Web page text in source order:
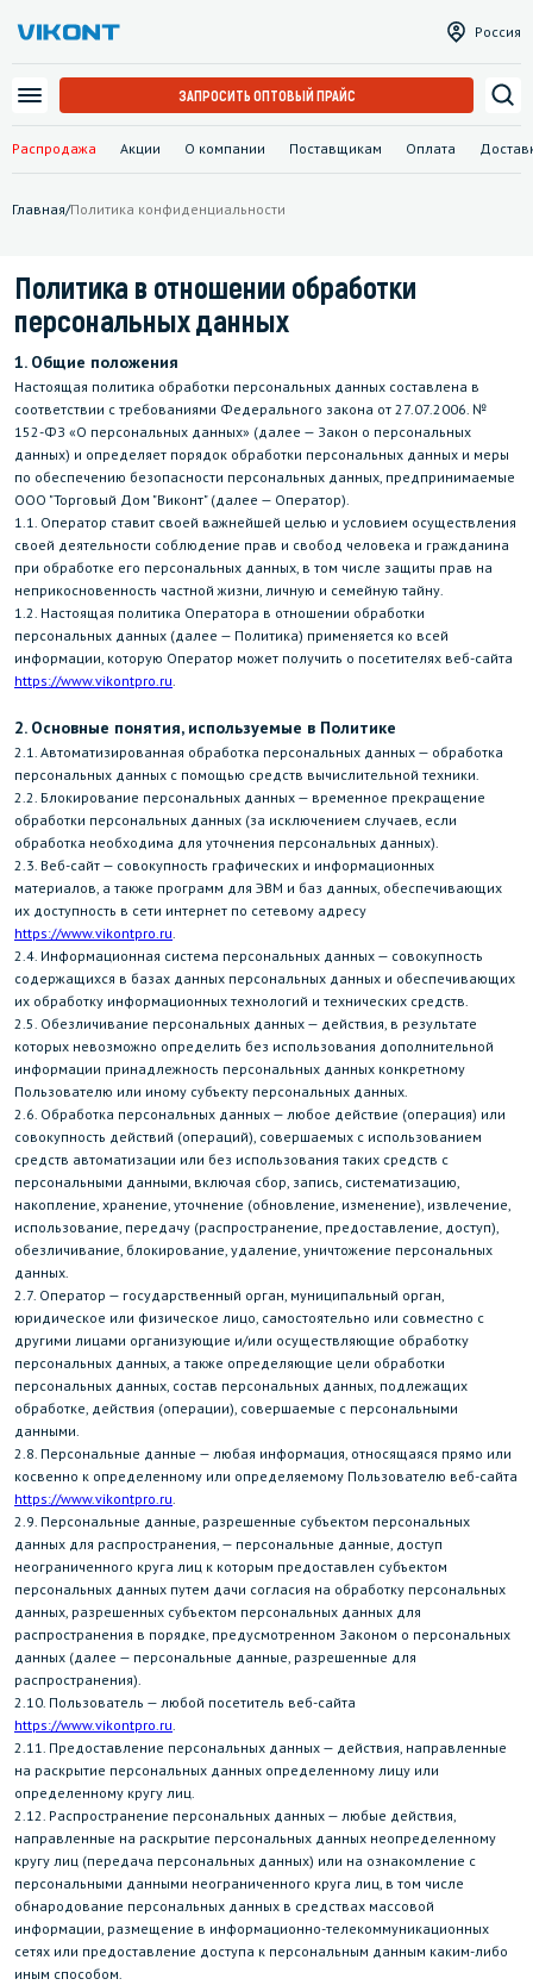
Распродажа Акции О компании Поставщикам Оплата
Россия
ЗАПРОСИТЬ ОПТОВЫЙ ПРАЙС
Главная/Политика конфиденциальности
Политика в отношении обработки
персональных данных
1. Общие положения
Настоящая политика обработки персональных данных составлена в
соответствии с требованиями Федерального закона от 27.07.2006. №
152-ФЗ «О персональных данных» (далее — Закон о персональных
данных) и определяет порядок обработки персональных данных и меры
по обеспечению безопасности персональных данных, предпринимаемые
ООО "Торговый Дом "Виконт" (далее — Оператор).
1.1. Оператор ставит своей важнейшей целью и условием осуществления
своей деятельности соблюдение прав и свобод человека и гражданина
при обработке его персональных данных, в том числе защиты прав на
неприкосновенность частной жизни, личную и семейную тайну.
1.2. Настоящая политика Оператора в отношении обработки
персональных данных (далее — Политика) применяется ко всей
информации, которую Оператор может получить о посетителях веб-сайта
https://www.vikontpro.ru
2. Основные понятия, используемые в Политике
2.1. Автоматизированная обработка персональных данных — обработка
персональных данных с помощью средств вычислительной техники.
2.2. Блокирование персональных данных — временное прекращение
обработки персональных данных (за исключением случаев, если
обработка необходима для уточнения персональных данных).
2.3. Веб-сайт — совокупность графических и информационных
материалов, а также программ для ЭВМ и баз данных, обеспечивающих
их доступность в сети интернет по сетевому адресу
https://www.vikontpro.ru
2.4. Информационная система персональных данных — совокупность
содержащихся в базах данных персональных данных и обеспечивающих
их обработку информационных технологий и технических средств.
2.5. Обезличивание персональных данных — действия, в результате
которых невозможно определить без использования дополнительной
информации принадлежность персональных данных конкретному
Пользователю или иному субъекту персональных данных.
2.6. Обработка персональных данных — любое действие (операция) или
совокупность действий (операций), совершаемых с использованием
средств автоматизации или без использования таких средств с
персональными данными, включая сбор, запись, систематизацию,
накопление, хранение, уточнение (обновление, изменение), извлечение,
использование, передачу (распространение, предоставление, доступ),
обезличивание, блокирование, удаление, уничтожение персональных
данных.
2.7. Оператор — государственный орган, муниципальный орган,
юридическое или физическое лицо, самостоятельно или совместно с
другими лицами организующие и/или осуществляющие обработку
персональных данных, а также определяющие цели обработки
персональных данных, состав персональных данных, подлежащих
обработке, действия (операции), совершаемые с персональными
данными.
2.8. Персональные данные — любая информация, относящаяся прямо или
косвенно к определенному или определяемому Пользователю веб-сайта
https://www.vikontpro.ru
2.9. Персональные данные, разрешенные субъектом персональных
данных для распространения, — персональные данные, доступ
неограниченного круга лиц к которым предоставлен субъектом
персональных данных путем дачи согласия на обработку персональных
данных, разрешенных субъектом персональных данных для
распространения в порядке, предусмотренном Законом о персональных
данных (далее — персональные данные, разрешенные для
распространения).
2.10. Пользователь — любой посетитель веб-сайта
https://www.vikontpro.ru
2.11. Предоставление персональных данных — действия, направленные
на раскрытие персональных данных определенному лицу или
определенному кругу лиц.
2.12. Распространение персональных данных — любые действия,
направленные на раскрытие персональных данных неопределенному
кругу лиц (передача персональных данных) или на ознакомление с
персональными данными неограниченного круга лиц, в том числе
обнародование персональных данных в средствах массовой
информации, размещение в информационно-телекоммуникационных
сетях или предоставление доступа к персональным данным каким-либо
иным способом.